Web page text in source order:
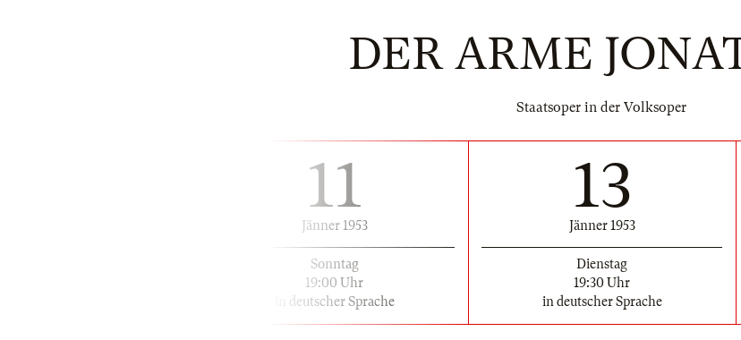
DER ARME
Staatsoper in der Volksoper
11
Jänner 1953
Sonntag
19:00 Uhr
in deutscher Sprache
13
Jänner 1953
Dienstag
19:30 Uhr
in deutscher Sprache